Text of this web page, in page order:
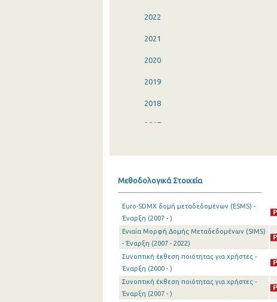
2022
2021
2020
2019
2018
2017
2013
2012
2011
2010
2009
Μεθοδολογικά Στοιχεία
Euro-SDMX δομή μεταδεδομένων (ESMS) -
Έναρξη (2007 - )
Ενιαία Μορφή Δομής Μεταδεδομένων (SIMS)
- Έναρξη (2007 - 2022)
Συνοπτική έκθεση ποιότητας για χρήστες -
Έναρξη (2000 - )
Συνοπτική έκθεση ποιότητας για χρήστες -
Έναρξη (2007 - )